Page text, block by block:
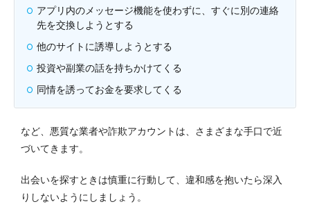
アプリ内のメッセージ機能を使わずに、すぐに別の連絡
先を交換しようとする
他のサイトに誘導しようとする
投資や副業の話を持ちかけてくる
同情を誘ってお金を要求してくる
など、悪質な業者や詐欺アカウントは、さまざまな手口で近
づいてきます。
出会いを探すときは慎重に行動して、違和感を抱いたら深入
りしないようにしましょう。